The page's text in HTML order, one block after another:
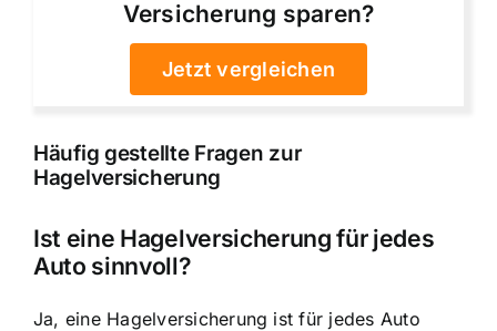
Versicherung sparen?
Jetzt vergleichen
Häufig gestellte Fragen zur
Hagelversicherung
Ist eine Hagelversicherung für jedes
Auto sinnvoll?
Ja, eine Hagelversicherung ist für jedes Auto